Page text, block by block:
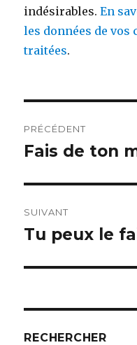
indésirables.En
les données de
traitées.
de
PRÉCÉDENT
Publication
Fais de ton
SUIVANT
Publication
Tu peux le
RECHERCHER